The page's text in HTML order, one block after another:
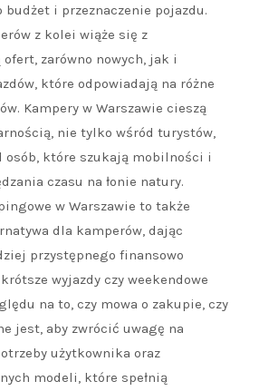
budżet i przeznaczenie pojazdu.
z kolei wiąże się z
zarówno nowych, jak i
które odpowiadają na różne
Kampery w Warszawie cieszą
nie tylko wśród turystów,
osób, które szukają mobilności i
czasu na łonie natury.
w Warszawie to także
dla kamperów, dając
przystępnego finansowo
wyjazdy czy weekendowe
na to, czy mowa o zakupie, czy
jest, aby zwrócić uwagę na
użytkownika oraz
modeli, które spełnią